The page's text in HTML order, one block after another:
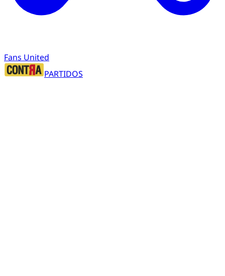
Fans United
PARTIDOS